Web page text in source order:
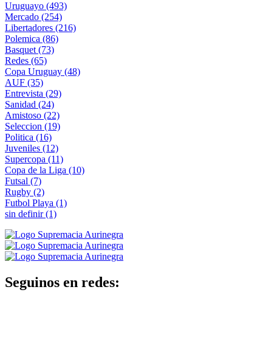
Uruguayo (493)
Mercado (254)
Libertadores (216)
Polemica (86)
Basquet (73)
Redes (65)
Copa Uruguay (48)
AUF (35)
Entrevista (29)
Sanidad (24)
Amistoso (22)
Seleccion (19)
Politica (16)
Juveniles (12)
Supercopa (11)
Copa de la Liga (10)
Futsal (7)
Rugby (2)
Futbol Playa (1)
sin definir(1)
Seguinos en redes: